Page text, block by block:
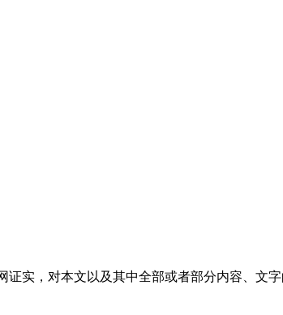
实，对本文以及其中全部或者部分内容、文